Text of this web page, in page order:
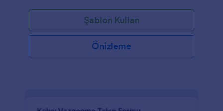
Şablon Kullan
Önizleme